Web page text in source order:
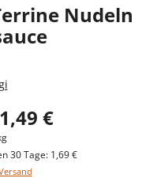
Nudeln
1,49 €
30 Tage: 1,69 €